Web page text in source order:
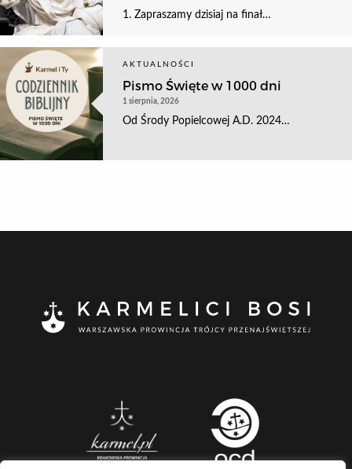
1. Zapraszamy dzisiaj na finał…
AKTUALNOŚCI
Pismo Święte w 1000 dni
1 sierpnia, 2026
Od Środy Popielcowej A.D. 2024…